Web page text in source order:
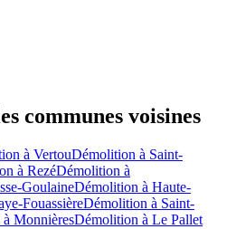
communes voisines
à VertouDémolition à Saint-
à RezéDémolition à
GoulaineDémolition à Haute-
FouassièreDémolition à Saint-
à MonnièresDémolition à Le Pallet